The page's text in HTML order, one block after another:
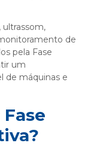
ultrassom,
de
pela Fase
um
de máquinas e